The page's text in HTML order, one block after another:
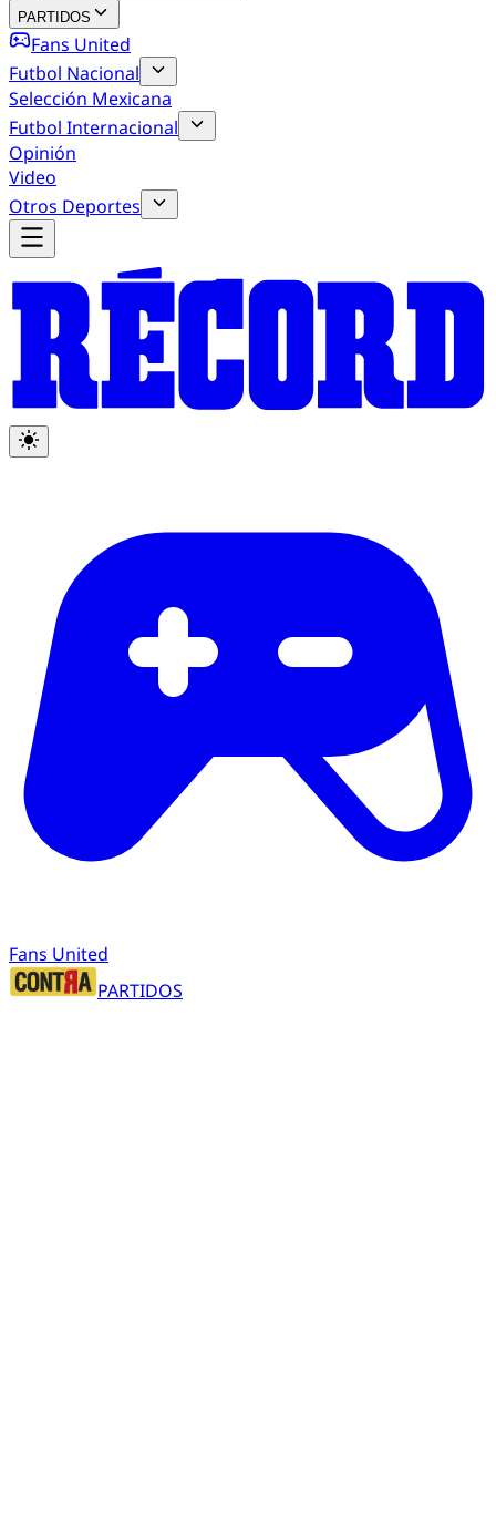
PARTIDOS
Fans United
Futbol Nacional
Selección Mexicana
Futbol Internacional
Opinión
Video
Otros Deportes
Fans United
PARTIDOS